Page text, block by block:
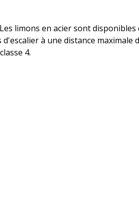
limons en acier sont disponibles
à une distance maximale
4.